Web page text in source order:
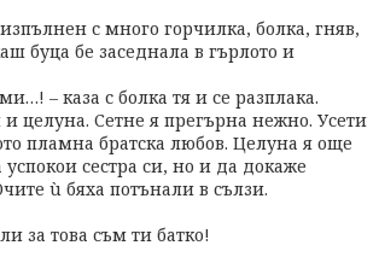
с много горчилка, болка, гняв,
буца бе заседнала в гърлото и
– каза с болка тя и се разплака.
целуна. Сетне я прегърна нежно. Усети
пламна братска любов. Целуна я още
сестра си, но и да докаже
ù бяха потънали в сълзи.
за това съм ти батко!